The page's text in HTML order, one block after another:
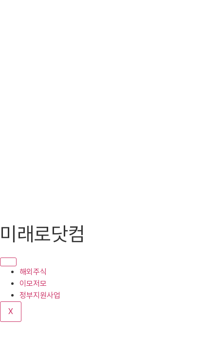
텐
로
기
미래로닷컴
해외주식
이모저모
정부지원사업
X